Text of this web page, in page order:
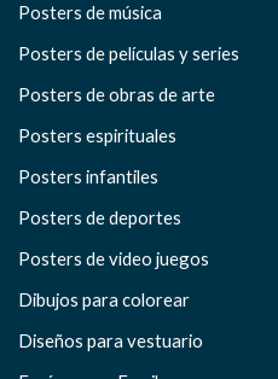
Posters de música
Posters de películas y series
Posters de obras de arte
Posters espirituales
Posters infantiles
Posters de deportes
Posters de video juegos
Dibujos para colorear
Diseños para vestuario